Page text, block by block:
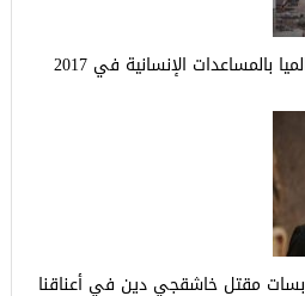
بالمساعدات الإنسانية في 2017
مقتل خاشقجي دين في أعناقنا